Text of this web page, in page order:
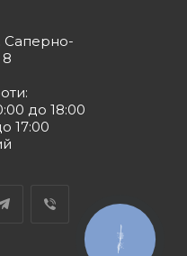
Саперно-
8
до 18:00
17:00
КНОПКА
ЗВ'ЯЗКУ